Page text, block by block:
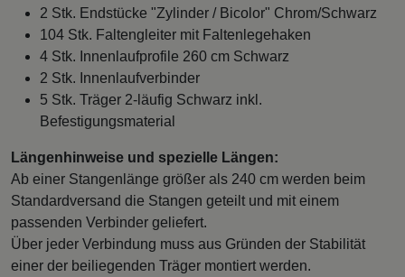
2 Stk. Endstücke "Zylinder / Bicolor" Chrom/Schwarz
104 Stk. Faltengleiter mit Faltenlegehaken
4 Stk. Innenlaufprofile 260 cm Schwarz
2 Stk. Innenlaufverbinder
5 Stk. Träger 2-läufig Schwarz inkl.
Befestigungsmaterial
Längenhinweise und spezielle Längen:
Ab einer Stangenlänge größer als 240 cm werden beim
Standardversand die Stangen geteilt und mit einem
passenden Verbinder geliefert.
Über jeder Verbindung muss aus Gründen der Stabilität
einer der beiliegenden Träger montiert werden.